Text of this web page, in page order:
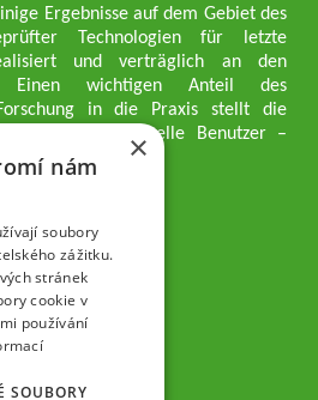
Ergebnisse auf dem Gebiet des
Technologien für letzte
und verträglich an den
Einen wichtigen Anteil des
in die Praxis stellt die
die an professionelle Benutzer –
übergeben wird.
c.
×
nám
soubory
zážitku.
stránek
cookie v
používání
SOUBORY